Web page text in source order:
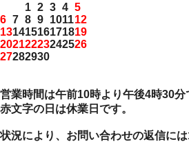
1 2 3 4 5
6 7 8 9 101112
13141516171819
20212223242526
27282930
営業時間は午前10時より午後4時30分
赤文字の日は休業日です。
状況により、お問い合わせの返信に